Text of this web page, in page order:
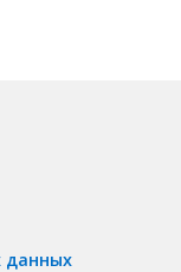
данных